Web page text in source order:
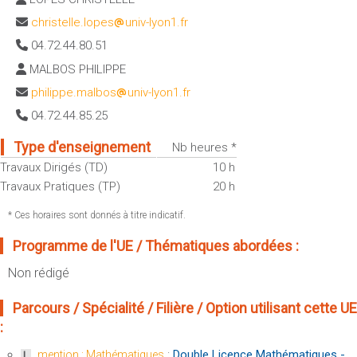
Sportives)
UFR FS (Chimie, Mathématique, Physique)
UFR Biosciences (Biologie, Biochimie)
GEP (Génie Electrique des Procédés - Département composante)
Informatique (Département Composante)
Mécanique (Département composante)
Fermer
OUTILS
Intranet des personnels
Moodle
Emploi du temps
Messagerie
Stage et emploi
Portefeuille d'Expériences et
Fermer
christelle.lopes
univ-lyon1.fr
04.72.44.80.51
MALBOS PHILIPPE
philippe.malbos
univ-lyon1.fr
04.72.44.85.25
Type d'enseignement
Nb heures *
Travaux Dirigés (TD)
10 h
Travaux Pratiques (TP)
20 h
* Ces horaires sont donnés à titre indicatif.
Programme de l'UE / Thématiques abordées :
Non rédigé
Parcours / Spécialité / Filière / Option utilisant cette UE
: